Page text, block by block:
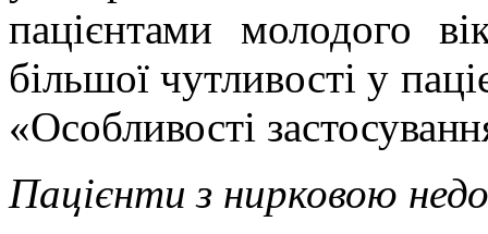
пацієнтами молодого
більшої чутливості у
«Особливості
Пацієнти з нирковою